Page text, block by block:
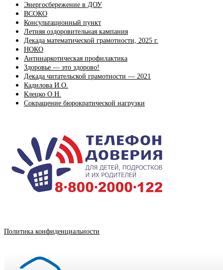
Энергосбережение в ДОУ
ВСОКО
Консультационный пункт
Летняя оздоровительная кампания
Декада математической грамотности, 2025 г.
НОКО
Антинаркотическая профилактика
Здоровье — это здорово!
Декада читательской грамотности — 2021
Кадилова И.О.
Клецко О.Н.
Сокращение бюрократической нагрузки
Политика конфиденциальности